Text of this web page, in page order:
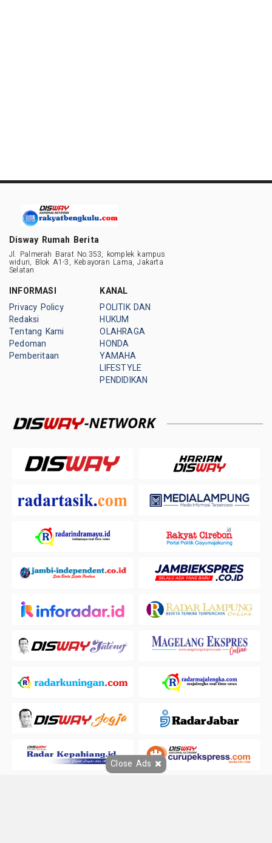
Close Ads
Disway Rumah Berita
Jl. Palmerah Barat No.353, komplek kampus
widuri, Blok A1-3, Kebayoran Lama, Jakarta
Selatan
INFORMASI
Privacy Policy
Redaksi
Tentang Kami
Pedoman
Pemberitaan
KANAL
POLITIK DAN
HUKUM
OLAHRAGA
HONDA
YAMAHA
LIFESTYLE
PENDIDIKAN